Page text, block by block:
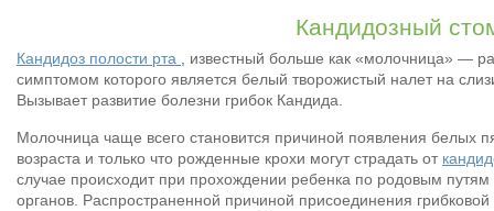
Кандидозный
Кандидоз полости рта , известный больше как «молочница» —
симптомом которого является белый творожистый налет на
Вызывает развитие болезни грибок Кандида.
Молочница чаще всего становится причиной появления белых
возраста и только что рожденные крохи могут страдать от
случае происходит при прохождении ребенка по родовым
органов. Распространенной причиной присоединения